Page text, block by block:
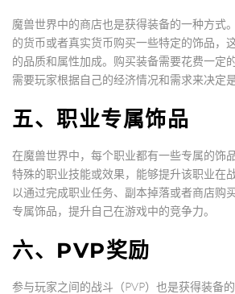
魔兽世界中的商店也是获得装备的一种方式
的货币或者真实货币购买一些特定的饰品，
的品质和属性加成。购买装备需要花费一定
需要玩家根据自己的经济情况和需求来决定是
五、职业专属饰品
在魔兽世界中，每个职业都有一些专属的饰
特殊的职业技能或效果，能够提升该职业在
以通过完成职业任务、副本掉落或者商店购
专属饰品，提升自己在游戏中的竞争力。
六、PVP奖励
参与玩家之间的战斗（PVP）也是获得装备